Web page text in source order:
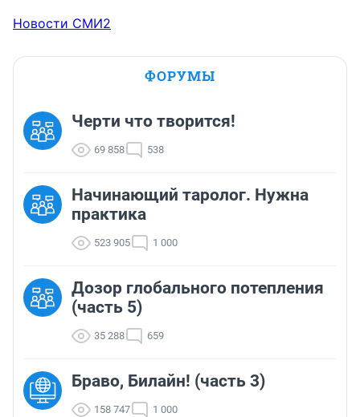
Новости СМИ2
ФОРУМЫ
Черти что творится!
69 858 538
Начинающий таролог. Нужна
практика
523 905 1 000
Дозор глобального потепления
(часть 5)
35 288 659
Браво, Билайн! (часть 3)
158 747 1 000